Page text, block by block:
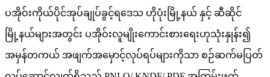
ပအိုဝ်းကိုယ်ပိုင်အုပ်ချုပ်ခွင့်ရဒေသ ဟိုပုံးမြို့နယ် နှင့် ဆီဆိုင်
မြို့နယ်များအတွင်း ပအိုဝ်းလူမျိုးကောင်းစားရေးဟုသုံးနှုန်း၍
အမှန်တကယ် အဖျက်အမှောင့်လုပ်ရပ်များကိုသာ စဉ်ဆက်မပြတ်